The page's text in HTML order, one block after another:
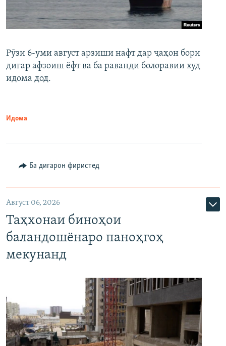
Рӯзи 6-уми август арзиши нафт дар ҷаҳон бори
дигар афзоиш ёфт ва ба раванди болоравии худ
идома дод.
Идома
Ба дигарон фиристед
Август 06, 2026
Таҳхонаи биноҳои
баландошёнаро паноҳгоҳ
мекунанд